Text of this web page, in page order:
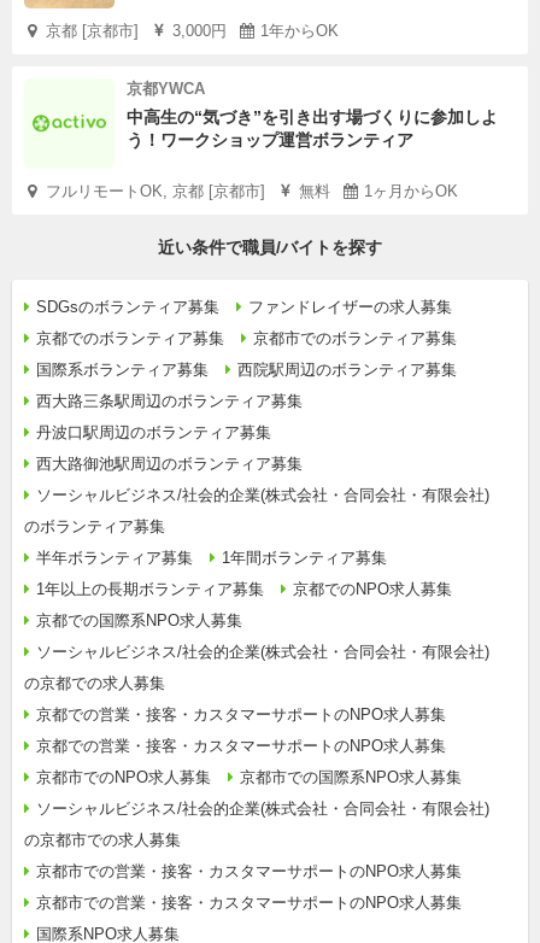
京都 [京都市] 3,000円 1年からOK
京都YWCA
中高生の“気づき”を引き出す場づくりに参加しよ
う！ワークショップ運営ボランティア
フルリモートOK, 京都 [京都市] 無料 1ヶ月からOK
近い条件で職員/バイトを探す
SDGsのボランティア募集
ファンドレイザーの求人募集
京都でのボランティア募集
京都市でのボランティア募集
国際系ボランティア募集
西院駅周辺のボランティア募集
西大路三条駅周辺のボランティア募集
丹波口駅周辺のボランティア募集
西大路御池駅周辺のボランティア募集
ソーシャルビジネス/社会的企業(株式会社・合同会社・有限会社)
のボランティア募集
半年ボランティア募集
1年間ボランティア募集
1年以上の長期ボランティア募集
京都でのNPO求人募集
京都での国際系NPO求人募集
ソーシャルビジネス/社会的企業(株式会社・合同会社・有限会社)
の京都での求人募集
京都での営業・接客・カスタマーサポートのNPO求人募集
京都での営業・接客・カスタマーサポートのNPO求人募集
京都市でのNPO求人募集
京都市での国際系NPO求人募集
ソーシャルビジネス/社会的企業(株式会社・合同会社・有限会社)
の京都市での求人募集
京都市での営業・接客・カスタマーサポートのNPO求人募集
京都市での営業・接客・カスタマーサポートのNPO求人募集
国際系NPO求人募集